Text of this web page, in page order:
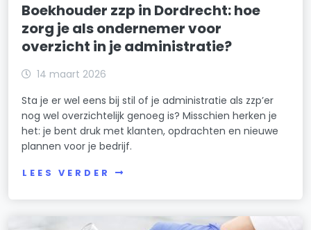
Boekhouder zzp in Dordrecht: hoe
zorg je als ondernemer voor
overzicht in je administratie?
14 maart 2026
Sta je er wel eens bij stil of je administratie als zzp’er
nog wel overzichtelijk genoeg is? Misschien herken je
het: je bent druk met klanten, opdrachten en nieuwe
plannen voor je bedrijf.
LEES VERDER